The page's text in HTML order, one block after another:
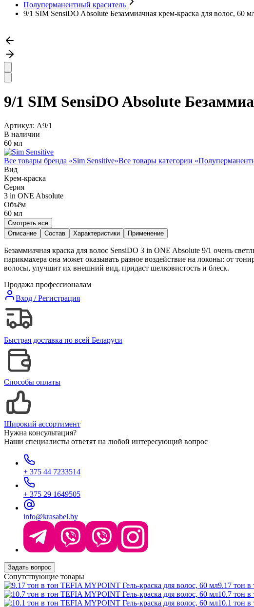
Полуперманентный краситель
9/1 SIM SensiDO Absolute Безаммиачная крем-краска для волос, 60
9/1 SIM SensiDO Absolute
Артикул: A9/1
В наличии
60 мл
Все товары бренда «Sim Sensitive»Все товары категории «
Вид
Крем-краска
Серия
3 in ONE Absolute
Объём
60 мл
Смотреть все
Описание
Состав Характеристики Применение
Безаммиачная краска для волос SensiDO 3 in ONE Absolute 9/1 очень
парикмахера она может оказывать разное воздействие на локоны: от
волосы, улучшит их внешний вид, придаст шелковистость и блеск.
Продажа профессионалам
Вход / Регистрация
Быстрая доставка по всей Беларуси
Способы оплаты
Широкий ассортимент
Нужна консультация?
Наши специалисты ответят на любой интересующий вопрос
+ 375 44 7233514
+ 375 29 1649505
info@krasabel.by
Задать вопрос
Сопутствующие товары
9.17 тон в
10.7 тон
10.1 тон